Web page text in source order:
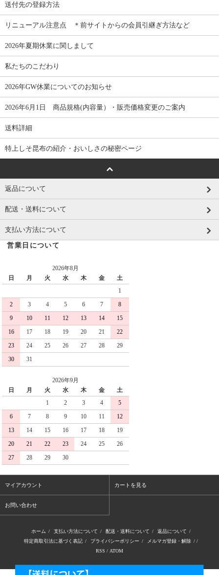
送付先の登録方法
リニューアル注意点 ＊前サイトからの会員引継ぎ方法など
2026年夏期休業に関しまして
私たちのこだわり
2026年GW休業についてのお知らせ
2026年6月1日 商品規格(内容量）・販売価格変更のご案内
送料詳細
特上しそ昆布の紹介・おいしさの秘密ページ
返品について
配送・送料について
支払い方法について
営業日について
2026年8月
日
月 火 水 木 金
土
1
2
3 4 5 6 7
8
9
10 11 12 13 14
15
16
17 18 19 20 21
22
23
24 25 26 27 28
29
30
31
2026年9月
日
月 火 水 木 金
土
1
2 3 4
5
6
7 8 9 10 11
12
13
14 15 16 17 18
19
20
21 22 23 24 25
26
27
28 29 30
マイアカウント カートを見る
お問い合わせ
ホーム / 支払い方法について / 配送・送料について / 返品について /
特定商取引法に基づく表記 / プライバシーポリシー / メルマガ登録・解除 / /
RSS / ATOM